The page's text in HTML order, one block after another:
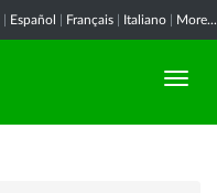
Español Français Italiano More...